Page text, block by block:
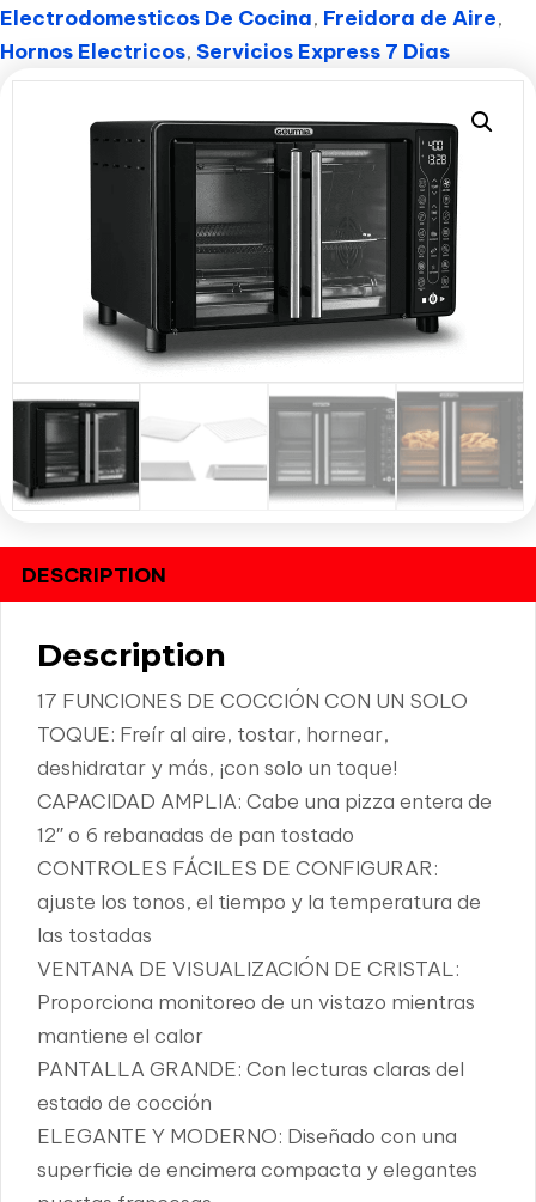
PUERTA
GOURMIA
Electrodomesticos De Cocina, Freidora de Aire,
Hornos Electricos, Servicios Express 7 Dias
DESCRIPTION
Description
17 FUNCIONES DE COCCIÓN CON UN SOLO
TOQUE: Freír al aire, tostar, hornear,
deshidratar y más, ¡con solo un toque!
CAPACIDAD AMPLIA: Cabe una pizza entera de
12″ o 6 rebanadas de pan tostado
CONTROLES FÁCILES DE CONFIGURAR:
ajuste los tonos, el tiempo y la temperatura de
las tostadas
VENTANA DE VISUALIZACIÓN DE CRISTAL:
Proporciona monitoreo de un vistazo mientras
mantiene el calor
PANTALLA GRANDE: Con lecturas claras del
estado de cocción
ELEGANTE Y MODERNO: Diseñado con una
superficie de encimera compacta y elegantes